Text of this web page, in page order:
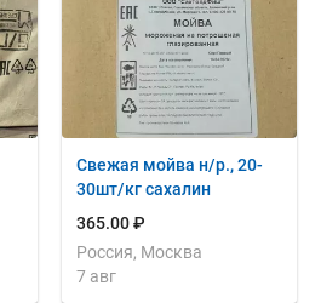
Свежая мойва н/р., 20-
30шт/кг сахалин
365.00 ₽
Россия, Москва
7 авг